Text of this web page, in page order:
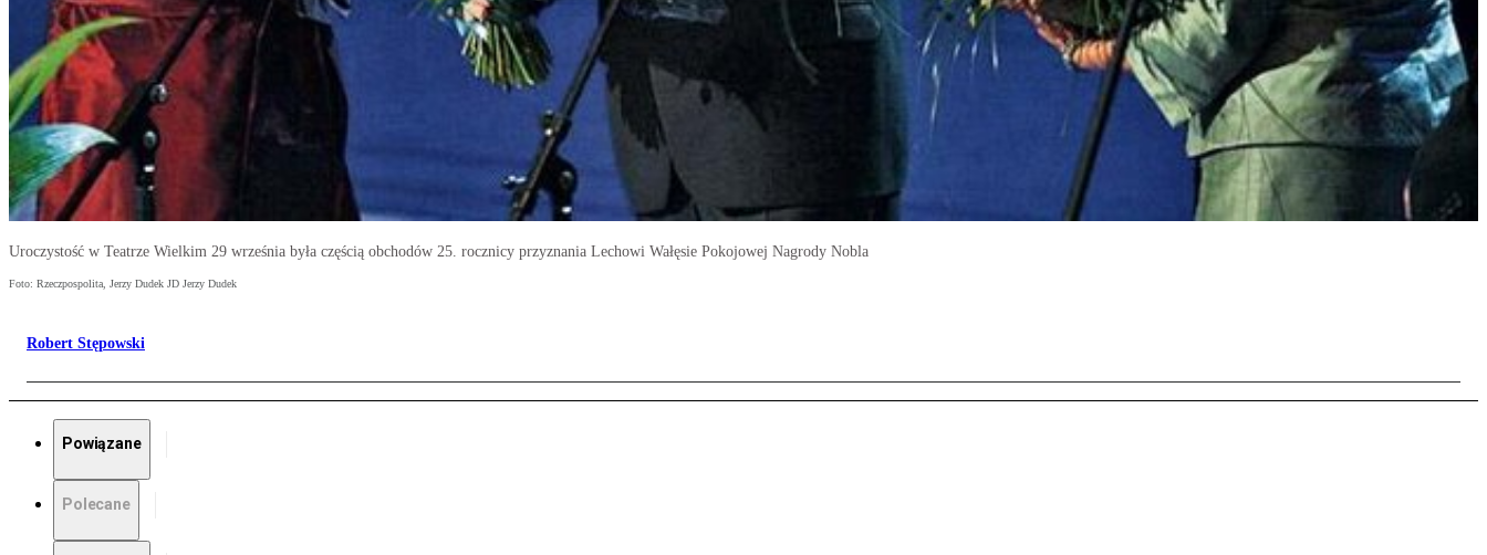
Uroczystość w Teatrze Wielkim 29 września była częścią obchodów 25. rocznicy przyznania Lechowi Wałęsie Pokojowej Nagrody Nobla
Foto: Rzeczpospolita, Jerzy Dudek JD Jerzy Dudek
Robert Stępowski
Powiązane
Polecane